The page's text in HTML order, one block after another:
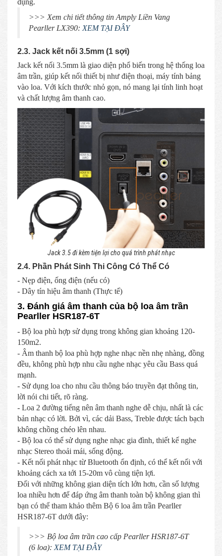
dụng.
>>> Xem chi tiết thông tin Amply Liền Vang
Pearller LX390: XEM TẠI ĐÂY
2.3. Jack kết nối 3.5mm (1 sợi)
Jack kết nối 3.5mm là giao diện phổ biến trong hệ thống loa
âm trần, giúp kết nối thiết bị như điện thoại, máy tính bảng
vào loa. Với kích thước nhỏ gọn, nó mang lại tính linh hoạt
và chất lượng âm thanh cao.
Jack 3.5 đi kèm tiện lợi cho quá trình phát nhạc
2.4. Phần Phát Sinh Thi Công Có Thể Có
- Nẹp điện, ống điện (nếu có)
- Dây tín hiệu âm thanh (Thực tế)
3. Đánh giá âm thanh của bộ loa âm trần
Pearller HSR187-6T
- Bộ loa phù hợp sử dụng trong không gian khoảng 120-
150m2.
- Âm thanh bộ loa phù hợp nghe nhạc nền nhẹ nhàng, đồng
đều, không phù hợp nhu cầu nghe nhạc yêu cầu Bass quá
mạnh.
- Sử dụng loa cho nhu cầu thông báo truyền đạt thông tin,
lời nói chi tiết, rõ ràng.
- Loa 2 đường tiếng nên âm thanh nghe dễ chịu, nhất là các
bản nhạc có lời. Bởi vì, các dải Bass, Treble được tách bạch
không chồng chéo lên nhau.
- Bộ loa có thể sử dụng nghe nhạc gia đình, thiết kế nghe
nhạc Stereo thoải mái, sống động.
- Kết nối phát nhạc từ Bluetooth ổn định, có thể kết nối với
khoảng cách xa tới 15-20m vô cùng tiện lợi.
Đối với những không gian diện tích lớn hơn, cần số lượng
loa nhiều hơn để đáp ứng âm thanh toàn bộ không gian thì
bạn có thể tham khảo thêm Bộ 6 loa âm trần Pearller
HSR187-6T dưới đây:
>>> Bộ loa âm trần cao cấp Pearller HSR187-6T
(6 loa): XEM TẠI ĐÂY